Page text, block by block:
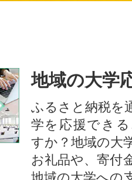
地域の大学
ふるさと納税を
学を応援でき
すか？地域の大
お礼品や、寄付